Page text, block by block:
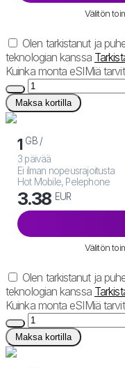
Välitön
Olen tarkistanut ja
teknologian kanssa
Kuinka monta eSIMiä
Maksa kortilla
1 GB /
3 päivää
Ei ilman nopeusrajoitusta
Hot Mobile, Pelephone
3.38 EUR
Välitön
Olen tarkistanut ja
teknologian kanssa
Kuinka monta eSIMiä
Maksa kortilla